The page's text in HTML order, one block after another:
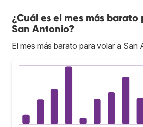
¿Cuál es el mes más barato
San Antonio?
El mes más barato para volar a San